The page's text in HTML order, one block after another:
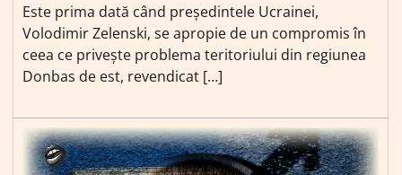
Este prima dată când președintele Ucrainei,
Volodimir Zelenski, se apropie de un compromis în
ceea ce privește problema teritoriului din regiunea
Donbas de est, revendicat […]